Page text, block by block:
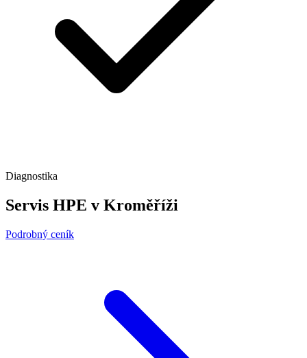
Diagnostika
Servis HPE v Kroměříži
Podrobný ceník